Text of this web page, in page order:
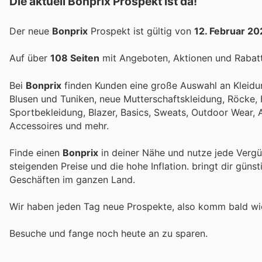
Der neue Bonprix Prospekt ist gültig von 12. Februar
Auf über 108 Seiten mit Angeboten, Aktionen und
Bei Bonprix finden Kunden eine große Auswahl an
Blusen und Tuniken, neue Mutterschaftskleidung,
Sportbekleidung, Blazer, Basics, Sweats, Outdoor
Accessoires und mehr.
Finde einen Bonprix in deiner Nähe und nutze jede
steigenden Preise und die hohe Inflation. bringt dir
Geschäften im ganzen Land.
Wir haben jeden Tag neue Prospekte, also komm bald
Besuche und fange noch heute an zu sparen.